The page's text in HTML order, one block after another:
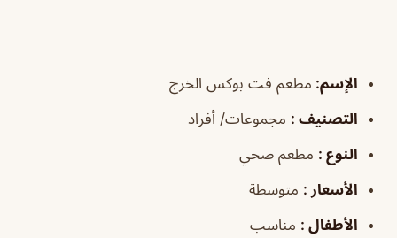
الإسم: مطعم فت بوكس الخرج
التصنيف : مجموعات/ أفراد
النوع : مطعم صحي
الأسعار : متوسطة
الأطفال : مناسب